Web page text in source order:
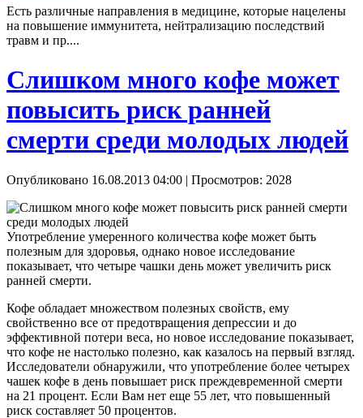
Есть различные направления в медицине, которые нацелены
на повышение иммунитета, нейтрализацию последствий
травм и пр....
Слишком много кофе может
повысить риск ранней
смерти среди молодых людей
Опубликовано 16.08.2013 04:00 | Просмотров: 2028
Употребление умеренного количества кофе может быть
полезным для здоровья, однако новое исследование
показывает, что четыре чашки день может увеличить риск
ранней смерти.
Кофе обладает множеством полезных свойств, ему
свойственно все от предотвращения депрессии и до
эффективной потери веса, но новое исследование показывает,
что кофе не настолько полезно, как казалось на первый взгляд.
Исследователи обнаружили, что употребление более четырех
чашек кофе в день повышает риск преждевременной смерти
на 21 процент. Если Вам нет еще 55 лет, что повышенный
риск составляет 50 процентов.